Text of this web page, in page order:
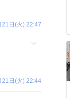
21日(火) 22:47
21日(火) 22:44